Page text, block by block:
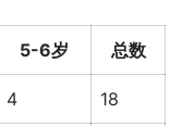
5-6岁 总数
4 18